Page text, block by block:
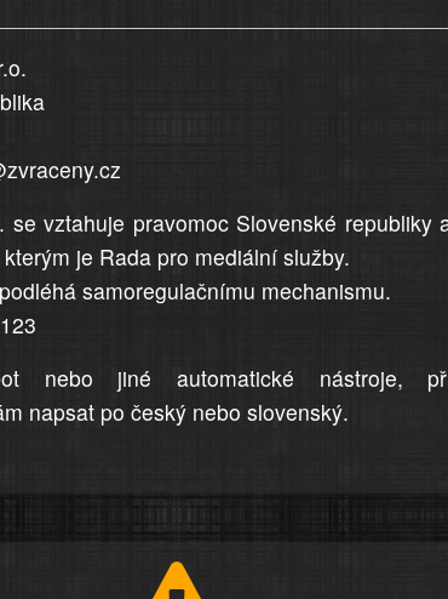
se vztahuje pravomoc Slovenské republiky
je Rada pro mediální služby.
samoregulačnímu mechanismu.
nebo jiné automatické nástroje,
napsat po český nebo slovenský.